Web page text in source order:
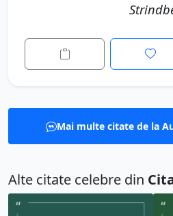
Mai multe citate de la
Alte citate celebre din